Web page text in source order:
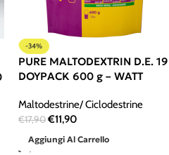
-34%
PURE MALTODEXTRIN D.E. 19
DOYPACK 600 g – WATT
Maltodestrine/ Ciclodestrine
€17,90€11,90
Aggiungi Al Carrello